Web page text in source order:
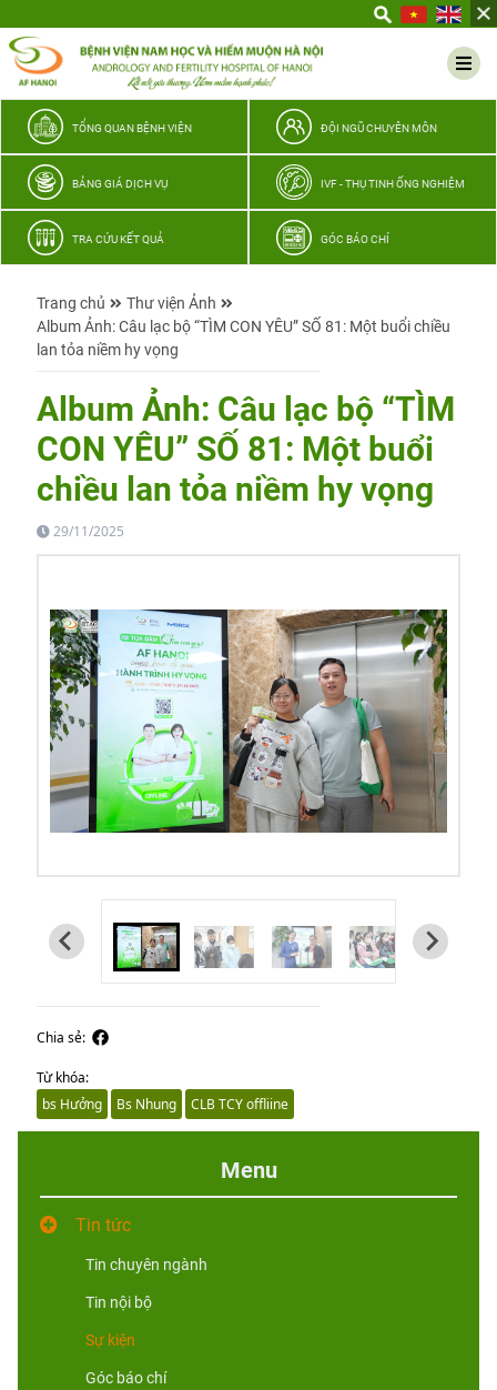
thương
TỔNG QUAN BỆNH VIỆN ĐỘI NGŨ CHUYÊN MÔN
BẢNG GIÁ DỊCH VỤ IVF - THỤ TINH ỐNG NGHIỆM
TRA CỨU KẾT QUẢ GÓC BÁO CHÍ
Trang chủ
Thư viện Ảnh
Album Ảnh: Câu lạc bộ “TÌM CON YÊU” SỐ 81: Một buổi chiều
lan tỏa niềm hy vọng
Album Ảnh: Câu lạc bộ “TÌM
CON YÊU” SỐ 81: Một buổi
chiều lan tỏa niềm hy vọng
29/11/2025
Chia sẻ:
Từ khóa:
bs Hưởng
Bs Nhung CLB TCY offliine
Menu
Tin tức
Tin chuyên ngành
Tin nội bộ
Sự kiện
Góc báo chí